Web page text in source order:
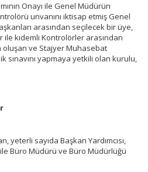
Onayı ile Genel Müdürün
unvanını iktisap etmiş Genel
arasından seçilecek bir üye,
ile kıdemli Kontrolörler arasından
ve Stajyer Muhasebat
sınavını yapmaya yetkili olan kurulu,
yeterli sayıda Başkan Yardımcısı,
Büro Müdürü ve Büro Müdürlüğü